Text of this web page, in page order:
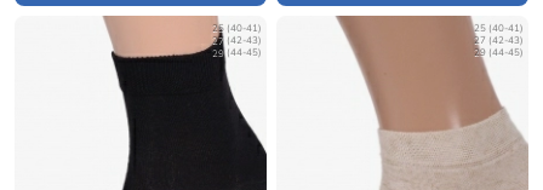
25 (40-41)
27 (42-43)
29 (44-45)
25 (40-41)
27 (42-43)
29 (44-45)